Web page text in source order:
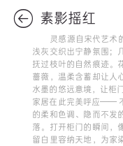
素影摇红
灵感源自宋代艺术
浅灰交织出宁静氛围；
抚过枝叶的自然痕迹。
蔷薇，温柔含蓄却让人
水墨的悠远意境，让柜
家居在此完美呼应——
的柔和色调、隐而不发
落。打开柜门的瞬间，
留白里容纳天地，为家